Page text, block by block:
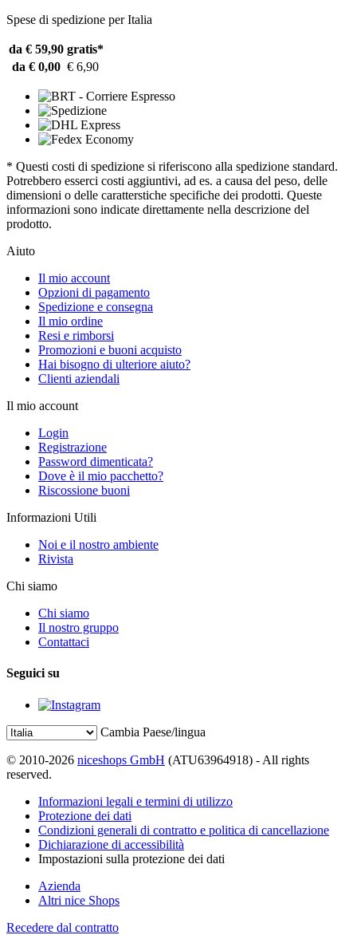
Spese di spedizione per Italia
da € 59,90 gratis*
da € 0,00 € 6,90
* Questi costi di spedizione si riferiscono alla spedizione standard.
Potrebbero esserci costi aggiuntivi, ad es. a causa del peso, delle
dimensioni o delle caratterstiche specifiche dei prodotti. Queste
informazioni sono indicate direttamente nella descrizione del
prodotto.
Aiuto
Il mio account
Opzioni di pagamento
Spedizione e consegna
Il mio ordine
Resi e rimborsi
Promozioni e buoni acquisto
Hai bisogno di ulteriore aiuto?
Clienti aziendali
Il mio account
Login
Registrazione
Password dimenticata?
Dove è il mio pacchetto?
Riscossione buoni
Informazioni Utili
Noi e il nostro ambiente
Rivista
Chi siamo
Chi siamo
Il nostro gruppo
Contattaci
Seguici su
Cambia Paese/lingua
© 2010-2026 niceshops GmbH (ATU63964918) - All rights
reserved.
Informazioni legali e termini di utilizzo
Protezione dei dati
Condizioni generali di contratto e politica di cancellazione
Dichiarazione di accessibilità
Impostazioni sulla protezione dei dati
Azienda
Altri nice Shops
Recedere dal contratto